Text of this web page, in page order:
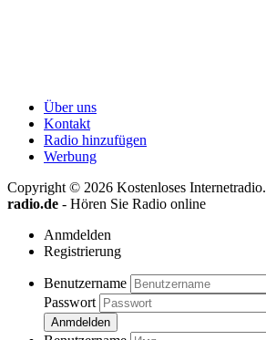
Über uns
Kontakt
Radio hinzufügen
Werbung
Copyright © 2026 Kostenloses Internetradio.
radio.de - Hören Sie Radio online
Anmdelden
Registrierung
Benutzername
Passwort
Anmdelden